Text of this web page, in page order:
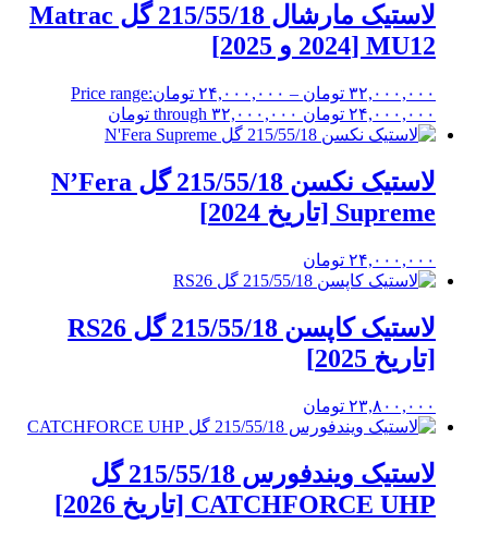
لاستیک مارشال 215/55/18 گل Matrac
MU12 [2024 و 2025]
۳۲,۰۰۰,۰۰۰ تومان – ۲۴,۰۰۰,۰۰۰ تومانPrice range:
۲۴,۰۰۰,۰۰۰ تومان through ۳۲,۰۰۰,۰۰۰ تومان
لاستیک نکسن 215/55/18 گل N’Fera
Supreme [تاریخ 2024]
۲۴,۰۰۰,۰۰۰ تومان
لاستیک کاپسن 215/55/18 گل RS26
[تاریخ 2025]
۲۳,۸۰۰,۰۰۰ تومان
لاستیک ویندفورس 215/55/18 گل
CATCHFORCE UHP [تاریخ 2026]